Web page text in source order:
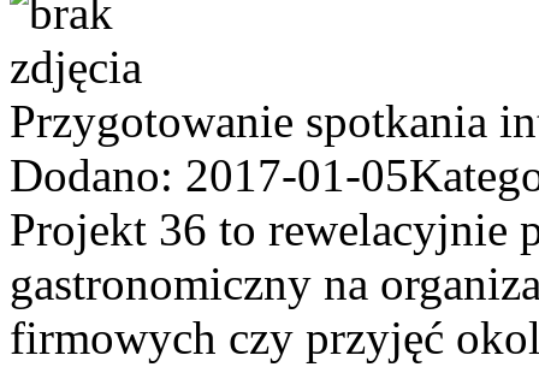
Przygotowanie spotkania
Dodano: 2017-01-05
Projekt 36 to rewelacyjnie
gastronomiczny na
firmowych czy przyjęć